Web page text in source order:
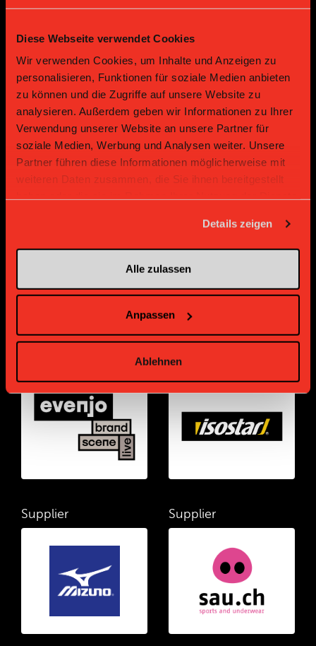
Diese Webseite verwendet Cookies
Wir verwenden Cookies, um Inhalte und Anzeigen zu
personalisieren, Funktionen für soziale Medien anbieten
zu können und die Zugriffe auf unsere Website zu
analysieren. Außerdem geben wir Informationen zu Ihrer
Verwendung unserer Website an unsere Partner für
soziale Medien, Werbung und Analysen weiter. Unsere
Partner führen diese Informationen möglicherweise mit
weiteren Daten zusammen, die Sie ihnen bereitgestellt
Details zeigen
Alle zulassen
Anpassen
Ablehnen
Supplier Supplier
Supplier
Supplier Supplier